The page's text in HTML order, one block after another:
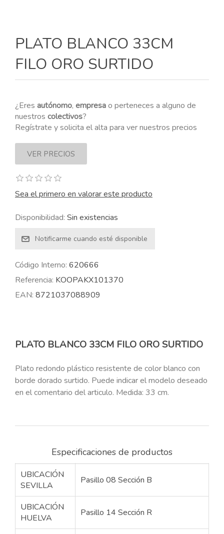
PLATO BLANCO 33CM
FILO ORO SURTIDO
¿Eres autónomo, empresao perteneces a alguno de
nuestros colectivos?
Regístrate y solicita el alta para ver nuestros precios
Sea el primero en valorar este producto
Disponibilidad: Sin existencias
Código Interno: 620666
Referencia: KOOPAKX101370
EAN: 8721037088909
PLATO BLANCO 33CM FILO ORO SURTIDO
Plato redondo plástico resistente de color blanco con
borde dorado surtido. Puede indicar el modelo deseado
en el comentario del articulo. Medida: 33 cm.
Especificaciones de productos
UBICACIÓN
SEVILLA
Pasillo 08 Sección B
UBICACIÓN
HUELVA
Pasillo 14 Sección R